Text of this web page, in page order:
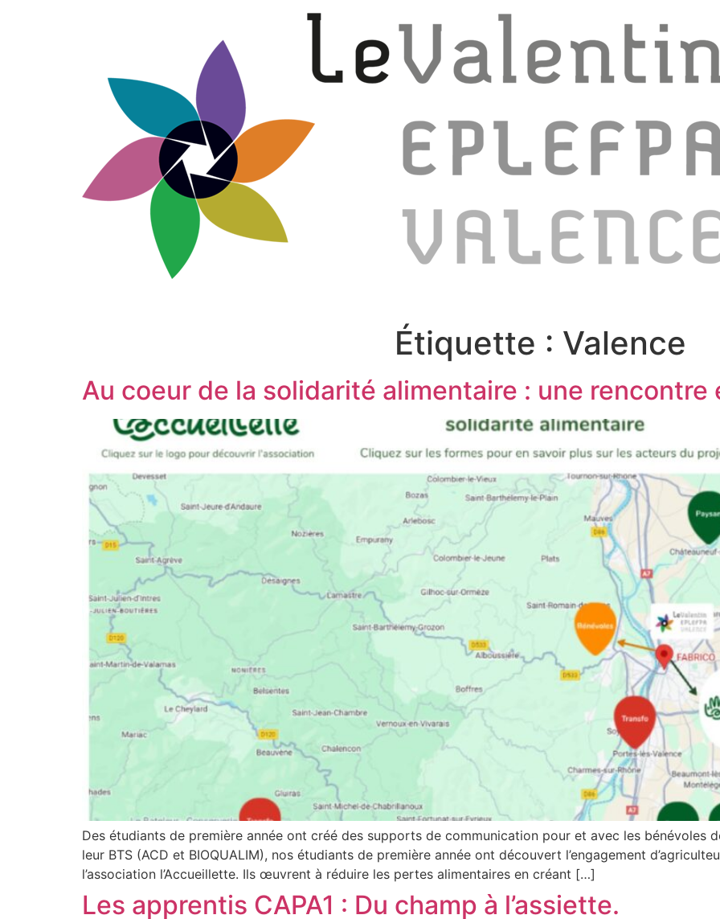
Étiquette : Valence
Au coeur de la solidarité alimentaire : une rencontre
Des étudiants de première année ont créé des supports de communication pour et avec les bénévoles
leur BTS (ACD et BIOQUALIM), nos étudiants de première année ont découvert l’engagement
l’association l’Accueillette. Ils œuvrent à réduire les pertes alimentaires en créant […]
Les apprentis CAPA1 : Du champ à l’assiette.